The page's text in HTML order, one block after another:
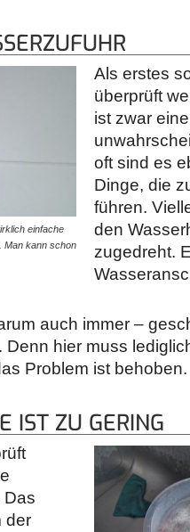
einfache
Man kann schon
Als erstes
überprüft
ist zwar
oft sind es
Dinge, die
führen.
den
zugedreht.
auch immer –
hier muss
Problem ist behoben.
IST ZU GERING
Das
der